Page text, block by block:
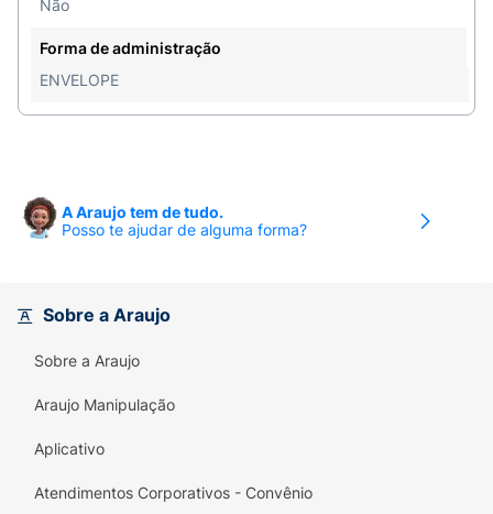
Não
Forma de administração
ENVELOPE
A Araujo tem de tudo.
Posso te ajudar de alguma forma?
Sobre a Araujo
Sobre a Araujo
Araujo Manipulação
Aplicativo
Atendimentos Corporativos - Convênio